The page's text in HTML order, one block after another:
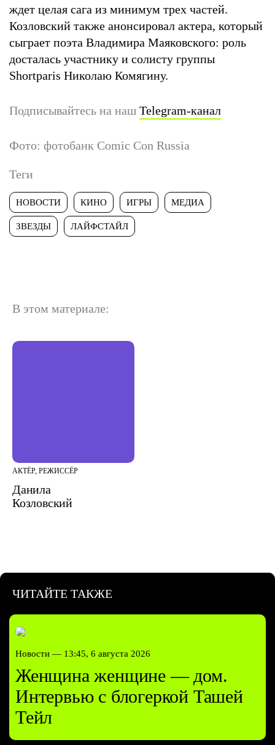
ждет целая сага из минимум трех частей.
Козловский также анонсировал актера, который
сыграет поэта Владимира Маяковского: роль
досталась участнику и солисту группы
Shortparis Николаю Комягину.
Подписывайтесь на наш Telegram-канал
Фото: фотобанк Comic Con Russia
Теги
НОВОСТИ КИНО ИГРЫ МЕДИА
ЗВЕЗДЫ ЛАЙФСТАЙЛ
В этом материале:
АКТЁР, РЕЖИССЁР
Данила
Козловский
ЧИТАЙТЕ ТАКЖЕ
Новости — 13:45, 6 августа 2026
Женщина женщине — дом.
Интервью с блогеркой Ташей
Тейл